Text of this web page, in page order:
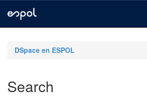
navigationDSpace en ESPOL
Search